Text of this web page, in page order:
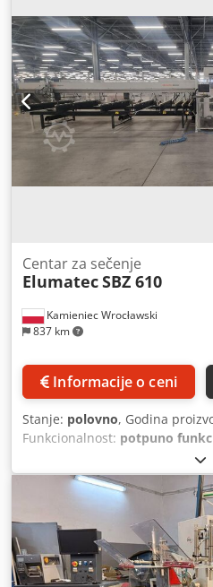
dogovor oko pregleda,
Kamieniec Wrocławski
837 km
Centar za sečenje
ElumatecSBZ 610
Informacije o ceni
Stanje: polovno, Godina
Funkcionalnost: potpuno
centar ELUMATEC SBZ 610,
Mašina je u potpunosti
Dwedpfx Aaezpwzbj Hsa